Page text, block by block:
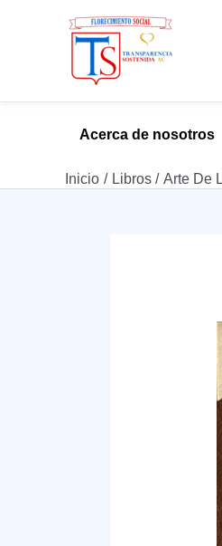
Acerca de nosotros
Inicio Libros Arte De